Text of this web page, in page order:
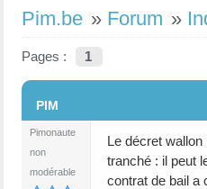
Pim.be » Forum »
Pages : 1
PIM
Pimonaute
non
modérable
Le décret
tranché : il peut
contrat de bail a